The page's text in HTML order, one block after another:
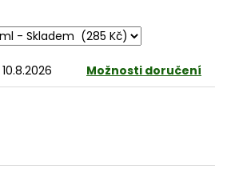
10.8.2026 Možnosti doručení